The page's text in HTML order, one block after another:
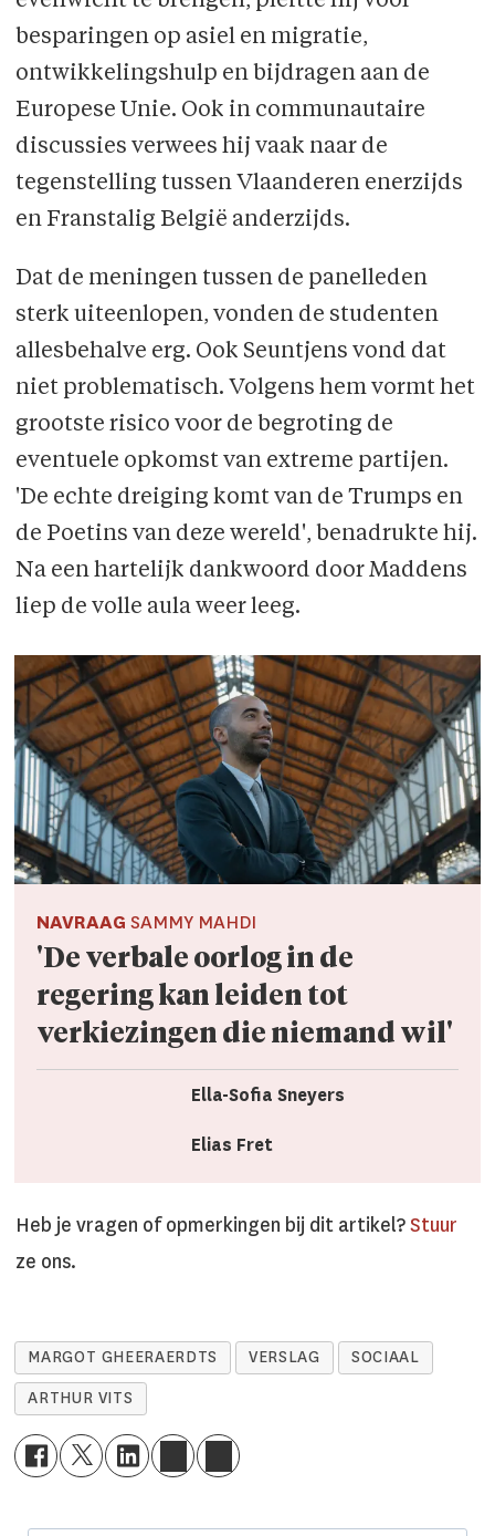
besparingen op asiel en migratie,
ontwikkelingshulp en bijdragen aan de
Europese Unie. Ook in communautaire
discussies verwees hij vaak naar de
tegenstelling tussen Vlaanderen enerzijds
en Franstalig België anderzijds.
Dat de meningen tussen de panelleden
sterk uiteenlopen, vonden de studenten
allesbehalve erg. Ook Seuntjens vond dat
niet problematisch. Volgens hem vormt het
grootste risico voor de begroting de
eventuele opkomst van extreme partijen.
'De echte dreiging komt van de Trumps en
de Poetins van deze wereld', benadrukte hij.
Na een hartelijk dankwoord door Maddens
liep de volle aula weer leeg.
NAVRAAG SAMMY MAHDI
'De verbale oorlog in de
regering kan leid­en tot
verkiez­ingen die niemand wil'
Ella-Sofia Sneyers
Elias Fret
Heb je vragen of opmerkingen bij dit artikel?Stuur
ze ons.
MARGOT GHEERAERDTS VERSLAG SOCIAAL
ARTHUR VITS